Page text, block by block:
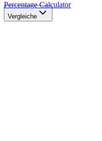
Percentage Calculator
Vergleiche